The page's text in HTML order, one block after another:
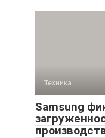
Техника
Samsung